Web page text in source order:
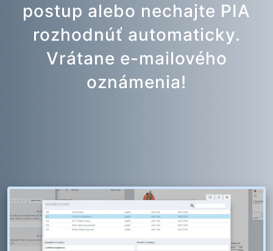
postup alebo nechajte PIA
rozhodnúť automaticky.
Vrátane e-mailového
oznámenia!